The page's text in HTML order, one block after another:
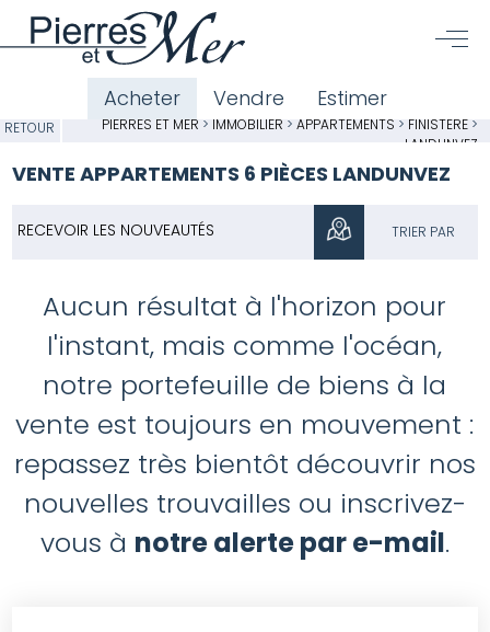
Acheter Vendre Estimer
RETOUR PIERRES ET MER > IMMOBILIER > APPARTEMENTS > FINISTÈRE>
LANDUNVEZ
VENTE APPARTEMENTS 6 PIÈCES LANDUNVEZ
TRIER PAR
RECEVOIR LES NOUVEAUTÉS
Aucun résultat à l'horizon pour
l'instant, mais comme l'océan,
notre portefeuille de biens à la
vente est toujours en mouvement :
repassez très bientôt découvrir nos
nouvelles trouvailles ou inscrivez-
vous à notre alerte par e-mail.